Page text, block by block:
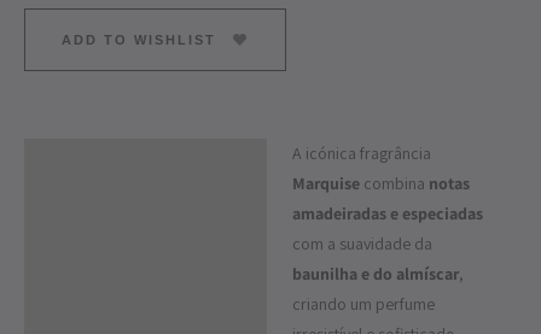
ADD TO WISHLIST
A icónica fragrância
Marquise combina notas
amadeiradas e especiadas
com a suavidade da
baunilha e do almíscar,
criando um perfume